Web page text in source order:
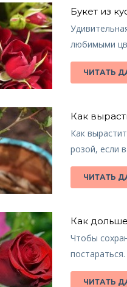
Букет из
любимыми
ЧИТАТЬ
Как
Как
розой, если
ЧИТАТЬ
Как
Чтобы
постараться.
ЧИТАТЬ